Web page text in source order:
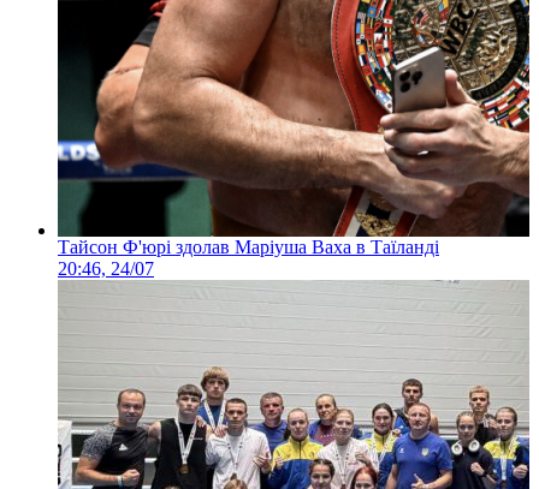
Тайсон Ф'юрі здолав Маріуша Ваха в Таїланді
20:46, 24/07